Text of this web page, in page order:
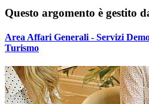
Questo argomento è gestito
Area Affari Generali - Servizi
Turismo